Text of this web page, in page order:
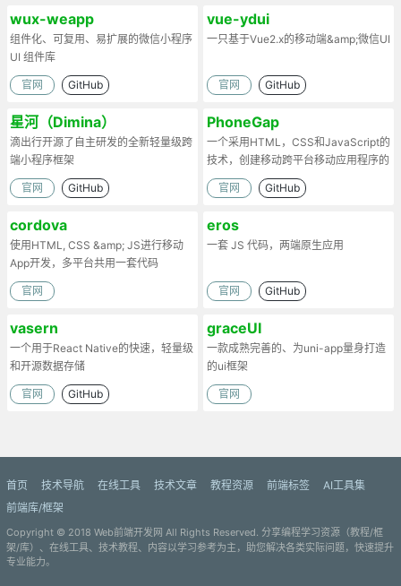
wux-weapp
组件化、可复用、易扩展的微信小程序
UI 组件库
官网 GitHub
vue-ydui
一只基于Vue2.x的移动端&amp;微信UI
官网 GitHub
星河（Dimina）
滴出行开源了自主研发的全新轻量级跨
端小程序框架
官网 GitHub
PhoneGap
一个采用HTML，CSS和JavaScript的
技术，创建移动跨平台移动应用程序的
快速开发平台
官网 GitHub
cordova
使用HTML, CSS &amp; JS进行移动
App开发，多平台共用一套代码
官网
eros
一套 JS 代码，两端原生应用
官网 GitHub
vasern
一个用于React Native的快速，轻量级
和开源数据存储
官网 GitHub
graceUI
一款成熟完善的、为uni-app量身打造
的ui框架
官网
首页 技术导航 在线工具 技术文章 教程资源 前端标签
AI工具集
前端库/框架